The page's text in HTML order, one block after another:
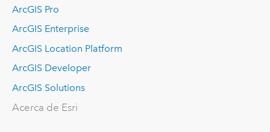
ArcGIS Pro
ArcGIS Enterprise
ArcGIS Location Platform
ArcGIS Developer
ArcGIS Solutions
Acerca de Esri